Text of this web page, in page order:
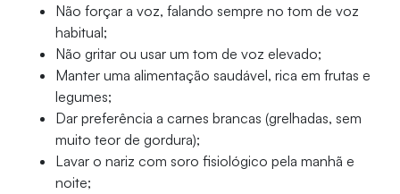
Não forçar a voz, falando sempre no tom de voz
habitual;
Não gritar ou usar um tom de voz elevado;
Manter uma alimentação saudável, rica em frutas e
legumes;
Dar preferência a carnes brancas (grelhadas, sem
muito teor de gordura);
Lavar o nariz com soro fisiológico pela manhã e
noite;